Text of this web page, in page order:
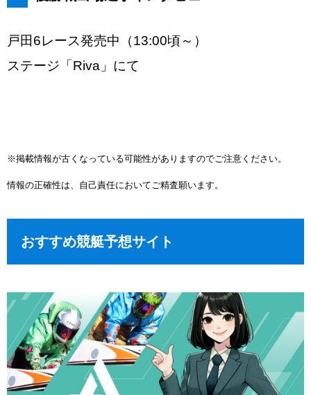
戸田6レース発売中（13:00頃～）
ステージ「Riva」にて
※掲載情報が古くなっている可能性がありますのでご注意ください。
情報の正確性は、自己責任においてご精査願います。
おすすめ競艇予想サイト